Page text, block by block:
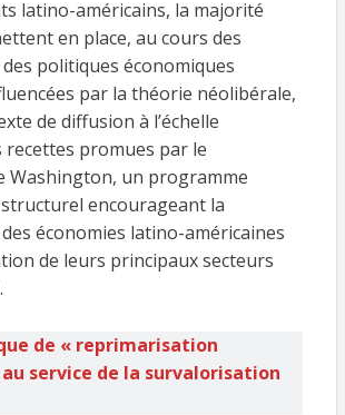
latino-américains, la majorité
en place, au cours des
politiques économiques
par la théorie néolibérale,
de diffusion à l’échelle
recettes promues par le
Washington, un programme
encourageant la
économies latino-américaines
de leurs principaux secteurs
de « reprimarisation
service de la survalorisation